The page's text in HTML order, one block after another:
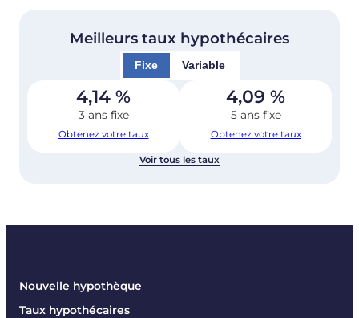
Meilleurs taux hypothécaires
Fixe Variable
4,14 %
3 ans fixe
Obtenez votre taux
4,09 %
5 ans fixe
Obtenez votre taux
Voir tous les taux
Nouvelle hypothèque
Taux hypothécaires